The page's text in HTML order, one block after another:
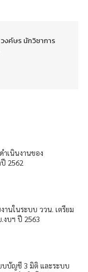
ค์ษร นักวิชาการ
ำเนินงานของ
2562
านในระบบ ววน. เตรียม
งบฯ ปี 2563
บบัญชี 3 มิติ และระบบ